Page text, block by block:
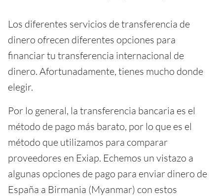
Los diferentes servicios de transferencia de
dinero ofrecen diferentes opciones para
financiar tu transferencia internacional de
dinero. Afortunadamente, tienes mucho donde
elegir.
Por lo general, la transferencia bancaria es el
método de pago más barato, por lo que es el
método que utilizamos para comparar
proveedores en Exiap. Echemos un vistazo a
algunas opciones de pago para enviar dinero de
España a Birmania (Myanmar) con estos